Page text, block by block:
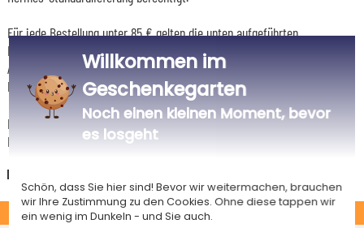
Für jede Bestellung unter 85 € gelten die unten aufgeführten
Lieferkosten für den Kauf dieses Artikels.
Artikel, die in unserem Atelier personalisiert werden (etwa 95% unserer
Produkte), sind mit dem Logo
gekennzeichnet.
Das Voraussichtliche Lieferdatum ist nur bei einer Zahlung per PayPal,
Kreditkarte oder Sofortüberweisung gültig.
Deutschland
STANDARD
Willkommen im
Geschenkegarten
Noch einen kleinen Moment, bevor
es losgeht
Schön, dass Sie hier sind! Bevor wir weitermachen, brauchen
wir Ihre Zustimmung zu den Cookies. Ohne diese tappen wir
ein wenig im Dunkeln - und Sie auch.